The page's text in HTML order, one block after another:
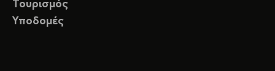
Τουρισμός
Υποδομές